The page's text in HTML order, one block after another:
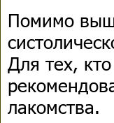
Помимо
Для тех,
лакомства.